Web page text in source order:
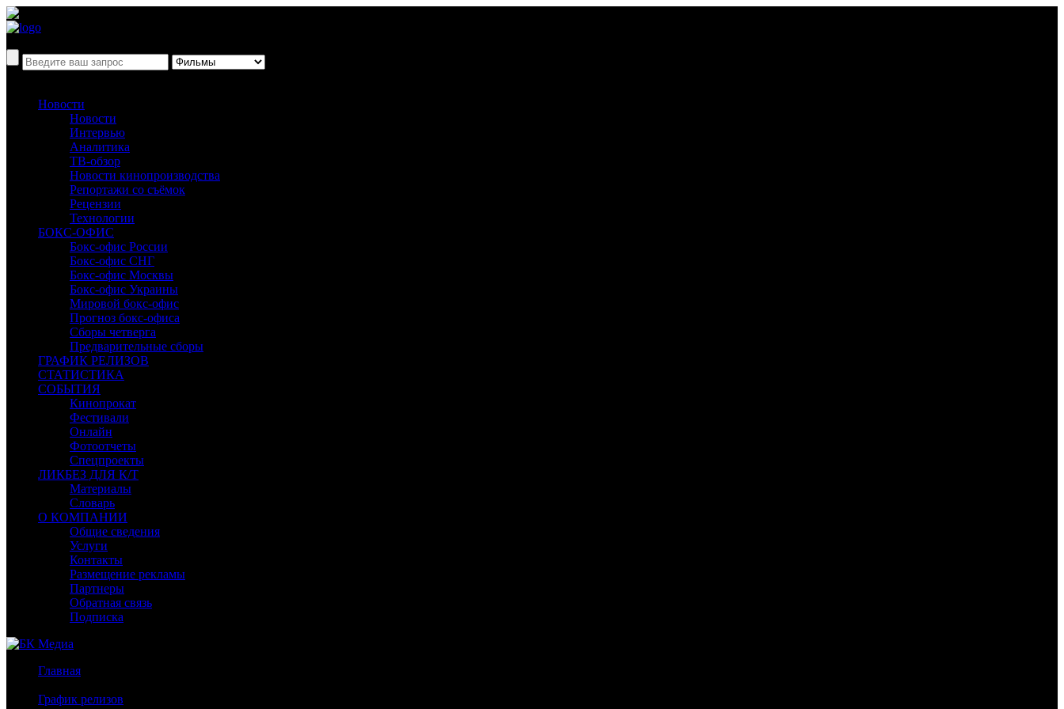
Новости
Новости
Интервью
Аналитика
ТВ-обзор
Новости кинопроизводства
Репортажи со съёмок
Рецензии
Технологии
БОКС-ОФИС
Бокс-офис России
Бокс-офис СНГ
Бокс-офис Москвы
Бокс-офис Украины
Мировой бокс-офис
Прогноз бокс-офиса
Сборы четверга
Предварительные сборы
ГРАФИК РЕЛИЗОВ
СТАТИСТИКА
СОБЫТИЯ
Кинопрокат
Фестивали
Онлайн
Фотоотчеты
Спецпроекты
ЛИКБЕЗ ДЛЯ К/Т
Материалы
Словарь
О КОМПАНИИ
Общие сведения
Услуги
Контакты
Размещение рекламы
Партнеры
Обратная связь
Подписка
Главная
График релизов